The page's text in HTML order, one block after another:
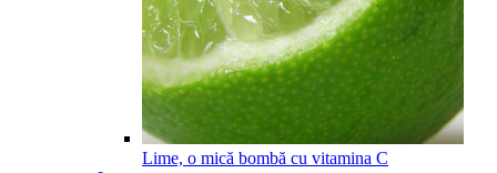
Lime, o mică bombă cu vitamina C